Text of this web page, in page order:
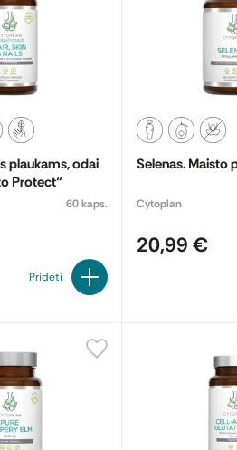
plaukams, odai
Protect“
60 kaps.
Pridėti
Selenas. Maisto
Cytoplan
20,99 €